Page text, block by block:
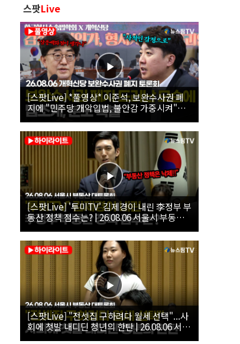
스팟Live
[스팟Live] *풀영상* 이준석, 보완수사권 폐
지에 "민주당 개악입법, 불안감 가중시켜"｜
26.08.06 개혁신당 보완수사권 폐지 토론회
[스팟Live] '투미TV' 김제경이 내린 李정부 부
동산 정책 점수는? | 26.08.06 서울시 부동산
대토론회
[스팟Live] "전셋집 구하려다 월세 선택"...사
회에 첫발 내디딘 청년의 한탄 | 26.08.06 서울
시 부동산 대토론회